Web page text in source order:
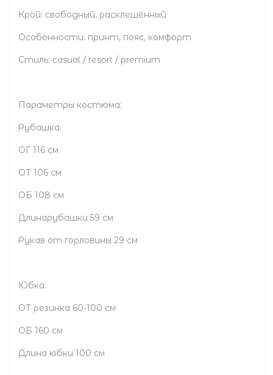
Крой: свободный, расклешённый
Особенности: принт, пояс, комфорт
Стиль: casual / resort / premium
Параметры костюма:
Рубашка:
ОГ 116 см
ОТ 106 см
ОБ 108 см
Длинарубашки 59 см
Рукав от горловины 29 см
Юбка:
ОТ резинка 60-100 см
ОБ 160 см
Длина юбки 100 см